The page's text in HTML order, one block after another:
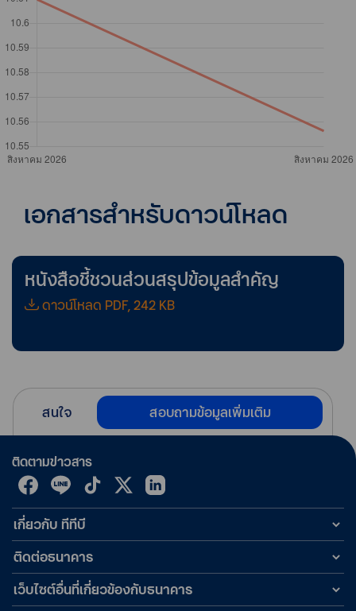
เอกสารสำหรับดาวน์โหลด
หนังสือชี้ชวนส่วนสรุปข้อมูลสำคัญ
ดาวน์โหลด PDF, 242 KB
สนใจ สอบถามข้อมูลเพิ่มเติม
ติดตามข่าวสาร
เกี่ยวกับ ทีทีบี
ติดต่อธนาคาร
เว็บไซต์อื่นที่เกี่ยวข้องกับธนาคาร